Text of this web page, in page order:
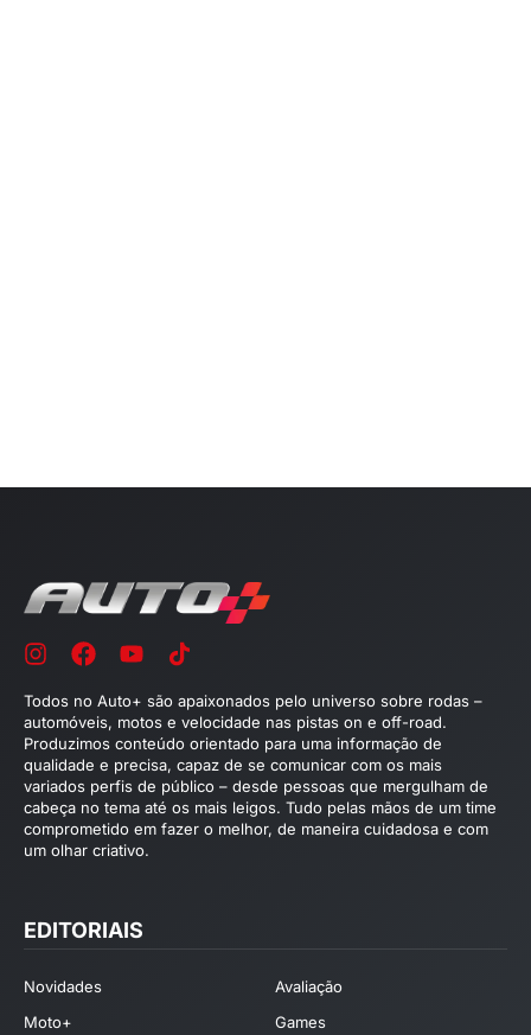
Todos no Auto+ são apaixonados pelo universo sobre rodas –
automóveis, motos e velocidade nas pistas on e off-road.
Produzimos conteúdo orientado para uma informação de
qualidade e precisa, capaz de se comunicar com os mais
variados perfis de público – desde pessoas que mergulham de
cabeça no tema até os mais leigos. Tudo pelas mãos de um time
comprometido em fazer o melhor, de maneira cuidadosa e com
um olhar criativo.
EDITORIAIS
Novidades
Avaliação
Moto+
Games